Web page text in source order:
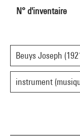
N° d'inventaire
Beuys Joseph
instrument